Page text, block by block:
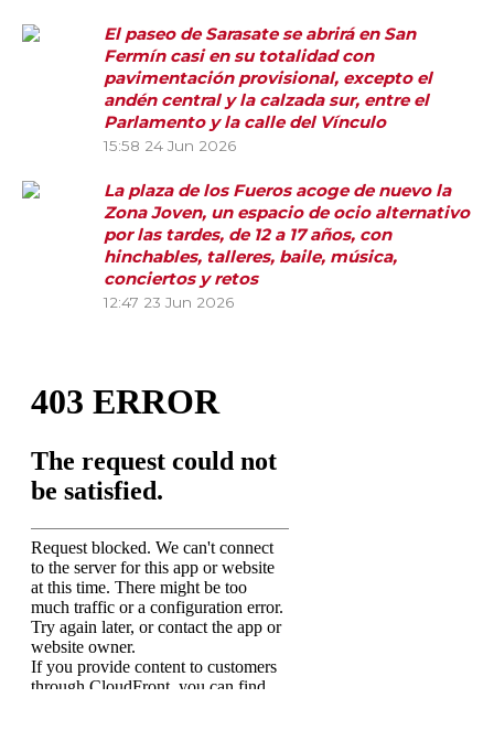
El paseo de Sarasate se abrirá en San
Fermín casi en su totalidad con
pavimentación provisional, excepto el
andén central y la calzada sur, entre el
Parlamento y la calle del Vínculo
15:58 24 Jun 2026
La plaza de los Fueros acoge de nuevo la
Zona Joven, un espacio de ocio alternativo
por las tardes, de 12 a 17 años, con
hinchables, talleres, baile, música,
conciertos y retos
12:47 23 Jun 2026